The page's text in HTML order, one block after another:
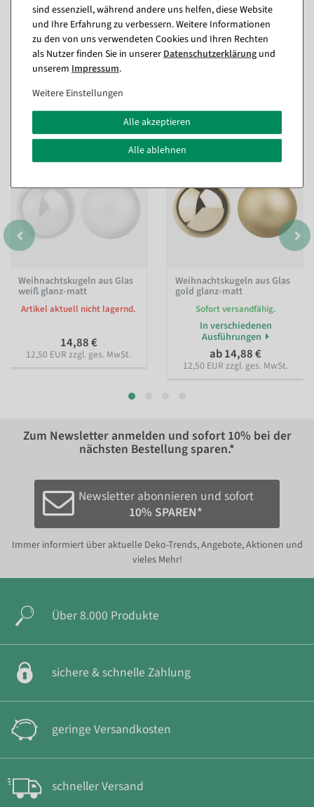
Fragen zum Artikel
Passende Artikel zu diesem Produkt
(8)
Weihnachtskugeln aus Glas
weiß glanz-matt
Artikel aktuell nicht lagernd.
14,88 €
12,50 EUR zzgl. ges. MwSt.
Weihnachtskugeln aus Glas
gold glanz-matt
Sofort versandfähig.
In verschiedenen
Ausführungen
ab 14,88 €
12,50 EUR zzgl. ges. MwSt.
Zum Newsletter anmelden und sofort 10% bei der
nächsten Bestellung sparen.*
Newsletter abonnieren und sofort
10% SPAREN*
Immer informiert über aktuelle Deko-Trends, Angebote, Aktionen und
vieles Mehr!
Über 8.000 Produkte
sichere & schnelle Zahlung
geringe Versandkosten
schneller Versand
sind essenziell, während andere uns helfen, diese Website
und Ihre Erfahrung zu verbessern. Weitere Informationen
zu den von uns verwendeten Cookies und Ihren Rechten
als Nutzer finden Sie in unsererDaten­schutz­erklärung und
unserem Impressum.
Weitere Einstellungen
Alle akzeptieren
Alle ablehnen